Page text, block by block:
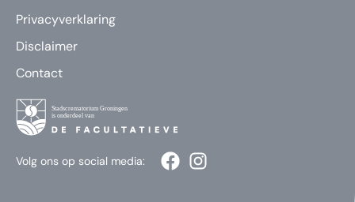
Privacyverklaring
Disclaimer
Contact
Volg ons op social media: